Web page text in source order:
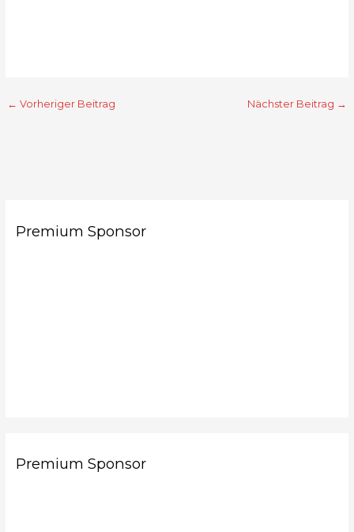
← Vorheriger Beitrag Nächster Beitrag →
Premium Sponsor
Premium Sponsor